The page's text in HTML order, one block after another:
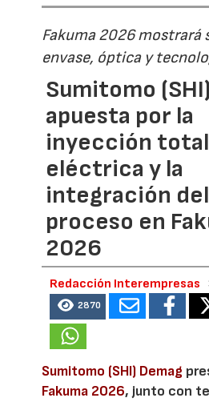
Fakuma 2026 mostrará
envase, óptica y
Sumitomo
apuesta por la
inyección
eléctrica y la
integración del
proceso en
2026
Redacción Interempresas
2870
Sumitomo (SHI) Demag
Fakuma 2026, junto con